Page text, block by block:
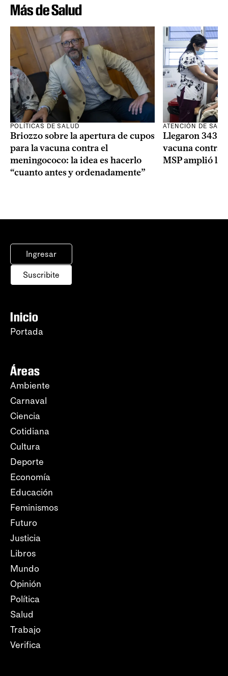
Más de Salud
POLÍTICAS DE SALUD
Briozzo sobre la apertura de cupos
para la vacuna contra el
meningococo: la idea es hacerlo
“cuanto antes y ordenadamente”
ATENCIÓN DE
Llegaron
vacuna contra
MSP amplió la
Ingresar
Suscribite
Inicio
Portada
Áreas
Ambiente
Carnaval
Ciencia
Cotidiana
Cultura
Deporte
Economía
Educación
Feminismos
Futuro
Justicia
Libros
Mundo
Opinión
Política
Salud
Trabajo
Verifica